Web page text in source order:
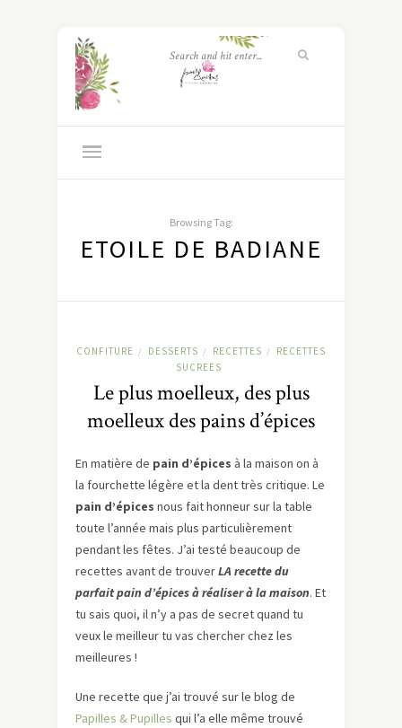
Browsing Tag:
ETOILE DE BADIANE
CONFITURE / DESSERTS / RECETTES /
RECETTES
SUCREES
Le plus moelleux, des plus
moelleux des pains d’épices
En matière de pain d’épices à la maison on à
la fourchette légère et la dent très critique. Le
pain d’épices nous fait honneur sur la table
toute l’année mais plus particulièrement
pendant les fêtes. J’ai testé beaucoup de
recettes avant de trouverLA recette du
parfait pain d’épices à réaliser à la maison. Et
tu sais quoi, il n’y a pas de secret quand tu
veux le meilleur tu vas chercher chez les
meilleures !
Une recette que j’ai trouvé sur le blog de
Papilles & Pupilles qui l’a elle même trouvé